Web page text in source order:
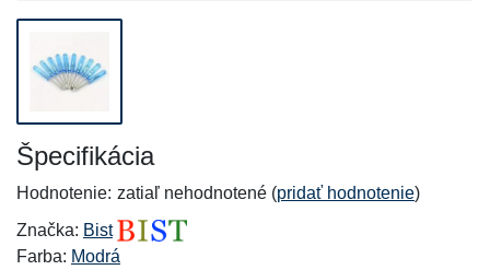
Špecifikácia
Hodnotenie: zatiaľ nehodnotené (pridať hodnotenie)
Značka: Bist
Farba: Modrá